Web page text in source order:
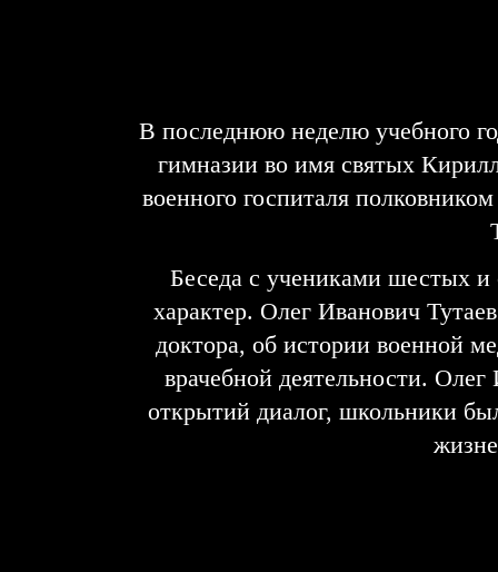
В последнюю неделю учебного
гимназии во имя святых
военного госпиталя
Беседа с учениками шестых
характер. Олег Иванович
доктора, об истории военной
врачебной деятельности.
открытий диалог, школьники